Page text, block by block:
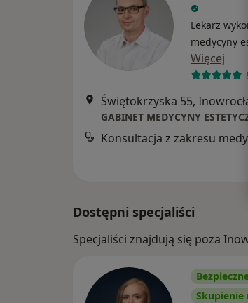
Lekarz
medycyny
Więcej
Świętokrzyska 55,
Dostępni specjaliści
Specjaliści znajdują się poza
Skupienie